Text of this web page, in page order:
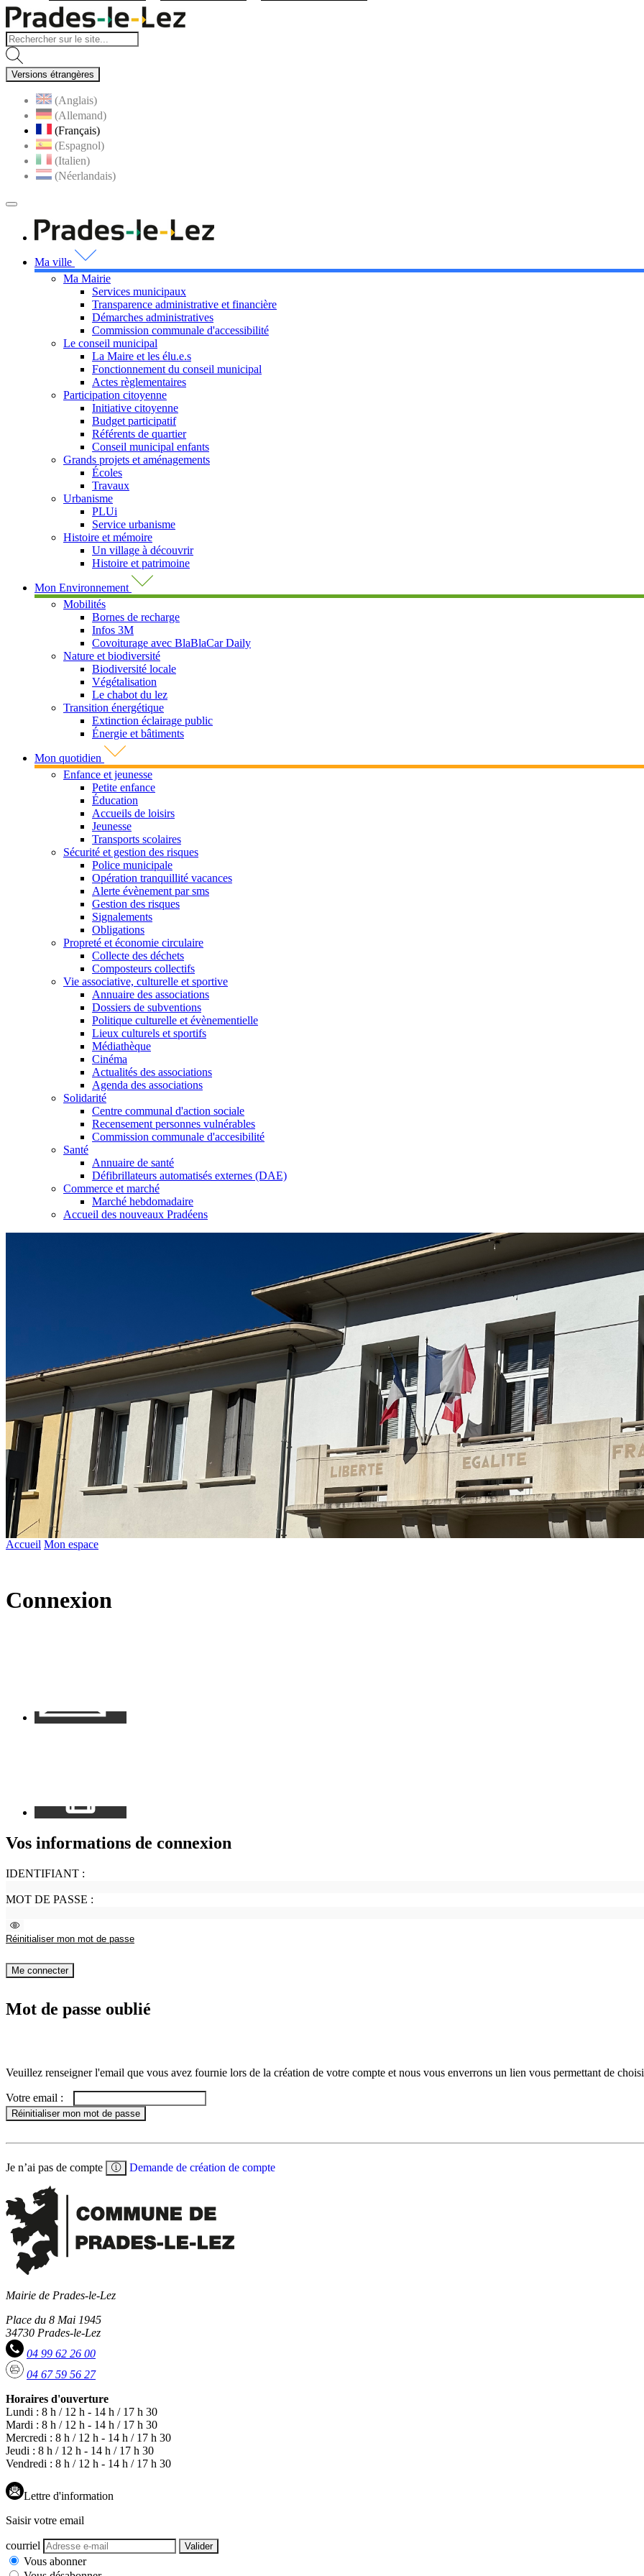
Versions étrangères
(Anglais)
(Allemand)
(Français)
(Espagnol)
(Italien)
(Néerlandais)
MENU
PRINCIPAL
Ma ville
Ma Mairie
Services municipaux
Transparence administrative et financière
Démarches administratives
Commission communale d'accessibilité
Le conseil municipal
La Maire et les élu.e.s
Fonctionnement du conseil municipal
Actes règlementaires
Participation citoyenne
Initiative citoyenne
Budget participatif
Référents de quartier
Conseil municipal enfants
Grands projets et aménagements
Écoles
Travaux
Urbanisme
PLUi
Service urbanisme
Histoire et mémoire
Un village à découvrir
Histoire et patrimoine
Mon Environnement
Mobilités
Bornes de recharge
Infos 3M
Covoiturage avec BlaBlaCar Daily
Nature et biodiversité
Biodiversité locale
Végétalisation
Le chabot du lez
Transition énergétique
Extinction éclairage public
Énergie et bâtiments
Mon quotidien
Enfance et jeunesse
Petite enfance
Éducation
Accueils de loisirs
Jeunesse
Transports scolaires
Sécurité et gestion des risques
Police municipale
Opération tranquillité vacances
Alerte évènement par sms
Gestion des risques
Signalements
Obligations
Propreté et économie circulaire
Collecte des déchets
Composteurs collectifs
Vie associative, culturelle et sportive
Annuaire des associations
Dossiers de subventions
Politique culturelle et évènementielle
Lieux culturels et sportifs
Médiathèque
Cinéma
Actualités des associations
Agenda des associations
Solidarité
Centre communal d'action sociale
Recensement personnes vulnérables
Commission communale d'accesibilité
Santé
Annuaire de santé
Défibrillateurs automatisés externes (DAE)
Commerce et marché
Marché hebdomadaire
Accueil des nouveaux Pradéens
Accueil Mon espace
Connexion
Vos informations de connexion
IDENTIFIANT :
MOT DE PASSE :
Voir
le
mot
passe
Réinitialiser mon mot de passe
Me connecter
Mot de passe oublié
Veuillez renseigner l'email que vous avez fournie lors de la création de votre compte et nous vous enverrons un lien vous permettant de
Votre email :
Réinitialiser mon mot de passe
Je n’ai pas de compte Demande de création de compte
Mairie de Prades-le-Lez
Place du 8 Mai 1945
34730 Prades-le-Lez
04 99 62 26 00
04 67 59 56 27
Horaires d'ouverture
Lundi : 8 h / 12 h - 14 h / 17 h 30
Mardi : 8 h / 12 h - 14 h / 17 h 30
Mercredi : 8 h / 12 h - 14 h / 17 h 30
Jeudi : 8 h / 12 h - 14 h / 17 h 30
Vendredi : 8 h / 12 h - 14 h / 17 h 30
Lettre d'information
Saisir votre email
courriel Valider
Vous abonner